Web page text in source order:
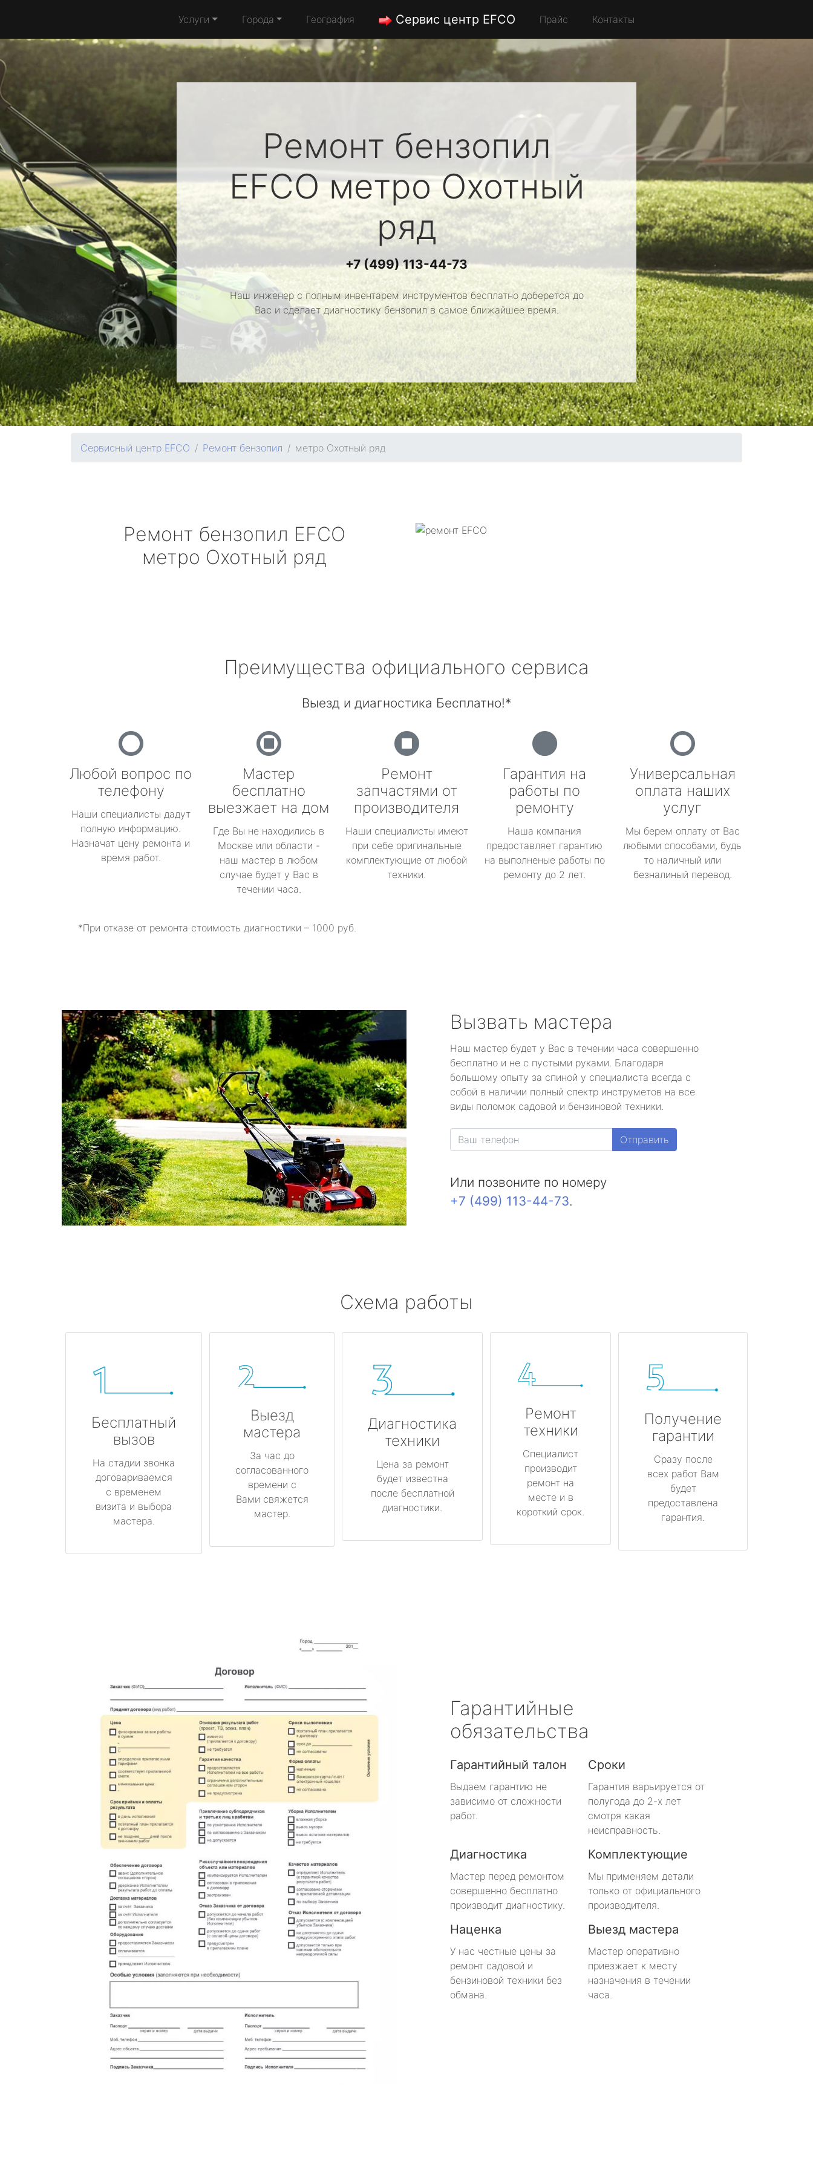
Услуги Города География Сервис центр EFCO Прайс Контакты
Ремонт бензопил
EFCOметро Охотный
ряд
+7 (499) 113-44-73
Наш инженер с полным инвентарем инструментов бесплатно доберется до
Вас и сделает диагностику бензопил в самое ближайшее время.
Сервисный центр EFCO Ремонт бензопил метро Охотный ряд
Ремонт бензопил EFCO
метро Охотный ряд
Преимущества официального сервиса
Выезд и диагностика Бесплатно!*
Любой вопрос по
телефону
Наши специалисты дадут
полную информацию.
Назначат цену ремонта и
время работ.
Мастер
бесплатно
выезжает на дом
Где Вы не находились в
Москве или области -
наш мастер в любом
случае будет у Вас в
течении часа.
Ремонт
запчастями от
производителя
Наши специалисты имеют
при себе оригинальные
комплектующие от любой
техники.
Гарантия на
работы по
ремонту
Наша компания
предоставляет гарантию
на выполненые работы по
ремонту до 2 лет.
Универсальная
оплата наших
услуг
Мы берем оплату от Вас
любыми способами, будь
то наличный или
безналиный перевод.
*При отказе от ремонта стоимость диагностики – 1000 руб.
Вызвать мастера
Наш мастер будет у Вас в течении часа совершенно
бесплатно и не с пустыми руками. Благодаря
большому опыту за спиной у специалиста всегда с
собой в наличии полный спектр инструметов на все
виды поломок садовой и бензиновой техники.
Отправить
Или позвоните по номеру
+7 (499) 113-44-73.
Схема работы
Бесплатный
вызов
На стадии звонка
договариваемся
с временем
визита и выбора
мастера.
Выезд
мастера
За час до
согласованного
времени с
Вами свяжется
мастер.
Диагностика
техники
Цена за ремонт
будет известна
после бесплатной
диагностики.
Ремонт
техники
Специалист
производит
ремонт на
месте и в
короткий срок.
Получение
гарантии
Сразу после
всех работ Вам
будет
предоставлена
гарантия.
Гарантийные
обязательства
Гарантийный талон
Выдаем гарантию не
зависимо от сложности
работ.
Сроки
Гарантия варьируется от
полугода до 2-х лет
смотря какая
неисправность.
Диагностика
Мастер перед ремонтом
совершенно бесплатно
производит диагностику.
Комплектующие
Мы применяем детали
только от официального
производителя.
Наценка
У нас честные цены за
ремонт садовой и
бензиновой техники без
обмана.
Выезд мастера
Мастер оперативно
приезжает к месту
назначения в течении
часа.